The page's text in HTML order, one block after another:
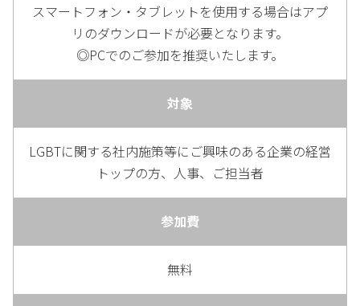
スマートフォン・タブレットを使用する場合はアプ
リのダウンロードが必要となります。
◎PCでのご参加を推奨いたします。
対象
LGBTに関する社内施策等にご興味のある企業の経営
トップの方、人事、ご担当者
参加費
無料